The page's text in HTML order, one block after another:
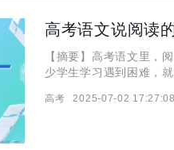
【摘要】高考语文里，
少学生学习遇到困难，
帮学生解决阅读难题？
高考 2025-07-02 17:27:08